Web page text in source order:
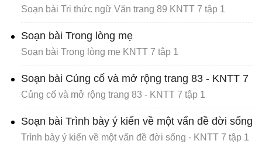
Soạn bài Tri thức ngữ Văn trang 89 KNTT 7 tập 1
Soạn bài Trong lòng mẹ
Soạn bài Trong lòng mẹ KNTT 7 tập 1
Soạn bài Củng cố và mở rộng trang 83 - KNTT 7
Củng cố và mở rộng trang 83 - KNTT 7 tập 1
Soạn bài Trình bày ý kiến về một vấn đề đời sống
Trình bày ý kiến về một vấn đề đời sống - KNTT 7 tập 1